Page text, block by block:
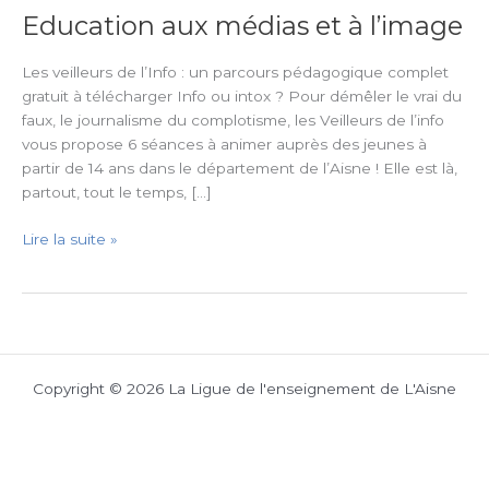
Education aux médias et à l’image
Les veilleurs de l’Info : un parcours pédagogique complet
gratuit à télécharger Info ou intox ? Pour démêler le vrai du
faux, le journalisme du complotisme, les Veilleurs de l’info
vous propose 6 séances à animer auprès des jeunes à
partir de 14 ans dans le département de l’Aisne ! Elle est là,
partout, tout le temps, […]
Education
médias
et
à
l’image
Lire la suite »
Copyright © 2026 La Ligue de l'enseignement de L'Aisne